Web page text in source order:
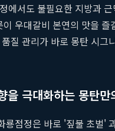
에서도 불필요한 지방과
우대갈비 본연의 맛을 즐
질 관리가 바로 몽탄 시그
을 극대화하는 몽탄만
룡점정은 바로 '짚불 초벌'